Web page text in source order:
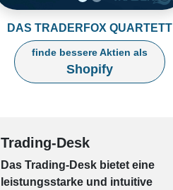
DAS TRADERFOX QUARTETT
finde bessere Aktien als
Shopify
Trading-Desk
Das Trading-Desk bie­tet eine
leis­tungs­star­ke und in­tui­tive